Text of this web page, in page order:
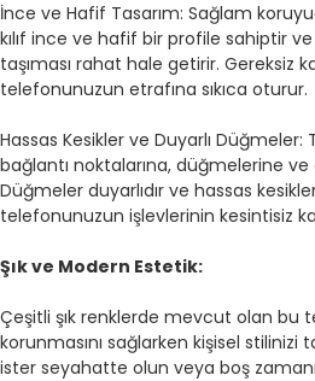
İnce ve Hafif Tasarım: Sağlam
kılıf ince ve hafif bir profile sahiptir
taşıması rahat hale getirir. Gereksiz
telefonunuzun etrafına sıkıca oturur.
Hassas Kesikler ve Duyarlı
bağlantı noktalarına, düğmelerine
Düğmeler duyarlıdır ve hassas
telefonunuzun işlevlerinin kesintisiz
Şık ve Modern Estetik:
Çeşitli şık renklerde mevcut olan bu
korunmasını sağlarken kişisel
ister seyahatte olun veya boş